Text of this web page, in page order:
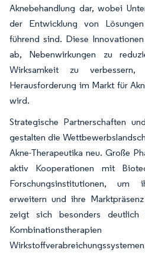
Aknebehandlung dar, wobei
der Entwicklung von
führend sind. Diese
ab, Nebenwirkungen zu
Wirksamkeit zu
Herausforderung im Markt für
wird.
Strategische Partnerschaften
gestalten die
Akne-Therapeutika neu. Große
aktiv Kooperationen mit
Forschungsinstitutionen, um
erweitern und ihre
zeigt sich besonders